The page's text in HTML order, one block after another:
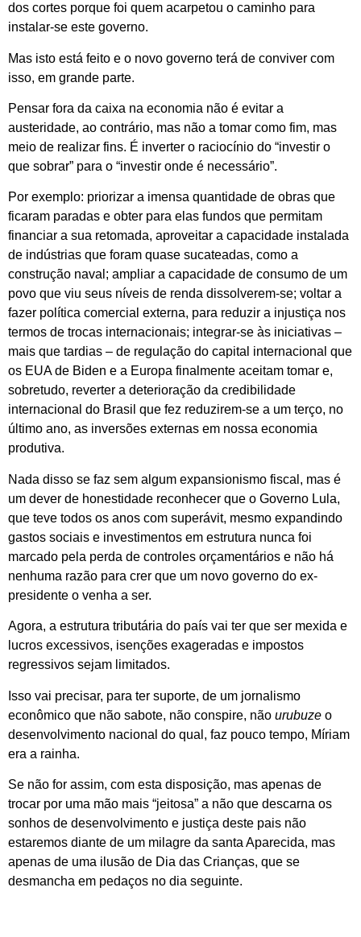
dos cortes porque foi quem acarpetou o caminho para
instalar-se este governo.
Mas isto está feito e o novo governo terá de conviver com
isso, em grande parte.
Pensar fora da caixa na economia não é evitar a
austeridade, ao contrário, mas não a tomar como fim, mas
meio de realizar fins. É inverter o raciocínio do “investir o
que sobrar” para o “investir onde é necessário”.
Por exemplo: priorizar a imensa quantidade de obras que
ficaram paradas e obter para elas fundos que permitam
financiar a sua retomada, aproveitar a capacidade instalada
de indústrias que foram quase sucateadas, como a
construção naval; ampliar a capacidade de consumo de um
povo que viu seus níveis de renda dissolverem-se; voltar a
fazer política comercial externa, para reduzir a injustiça nos
termos de trocas internacionais; integrar-se às iniciativas –
mais que tardias – de regulação do capital internacional que
os EUA de Biden e a Europa finalmente aceitam tomar e,
sobretudo, reverter a deterioração da credibilidade
internacional do Brasil que fez reduzirem-se a um terço, no
último ano, as inversões externas em nossa economia
produtiva.
Nada disso se faz sem algum expansionismo fiscal, mas é
um dever de honestidade reconhecer que o Governo Lula,
que teve todos os anos com superávit, mesmo expandindo
gastos sociais e investimentos em estrutura nunca foi
marcado pela perda de controles orçamentários e não há
nenhuma razão para crer que um novo governo do ex-
presidente o venha a ser.
Agora, a estrutura tributária do país vai ter que ser mexida e
lucros excessivos, isenções exageradas e impostos
regressivos sejam limitados.
Isso vai precisar, para ter suporte, de um jornalismo
econômico que não sabote, não conspire, não urubuze o
desenvolvimento nacional do qual, faz pouco tempo, Míriam
era a rainha.
Se não for assim, com esta disposição, mas apenas de
trocar por uma mão mais “jeitosa” a não que descarna os
sonhos de desenvolvimento e justiça deste pais não
estaremos diante de um milagre da santa Aparecida, mas
apenas de uma ilusão de Dia das Crianças, que se
desmancha em pedaços no dia seguinte.